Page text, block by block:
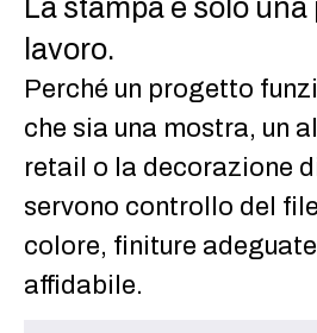
La stampa è solo una
lavoro.
Perché un progetto
che sia una mostra, un
retail o la decorazione
servono controllo del
colore, finiture
affidabile.